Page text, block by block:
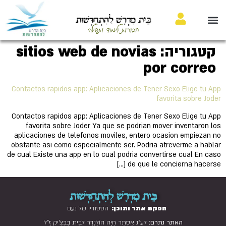
בֵּית מִדְרָשׁ לַהִתְחַדְּשׁוּת
חבורות לימוד ותפילה
קטגוריה: sitios web de novias
por correo
Contactos rapidos app: Aplicaciones de Tener Sexo Elige tu App
favorita sobre Joder
Contactos rapidos app: Aplicaciones de Tener Sexo Elige tu App
favorita sobre Joder Ya que se podrian mover inventaron los
aplicaciones de telefonos moviles, entero ocasion empiezan no
obstante asi como especialmente ser. Podria atreverme a hablar
de cual Existe una app en lo cual podria convertirse cual En caso
de que le concierna hacerse […]
בֵּית מִדְרָשׁ לְהִתְחַדְּשׁוּת
הפקת אתר ותוכן: הסטודיו של נעם
האתר נתרם:לע"נ אֶסְתֵּר חַיָּה הוֹלַנְדֶר לְבֵית בַּבְצִ'יק זַ"ל